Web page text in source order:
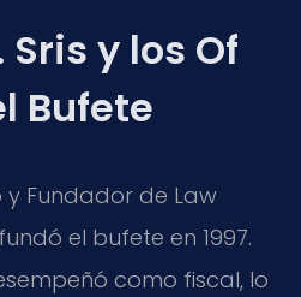
Sris y los Of
Bufete
y Fundador de Law
fundó el bufete en 1997.
como fiscal, lo